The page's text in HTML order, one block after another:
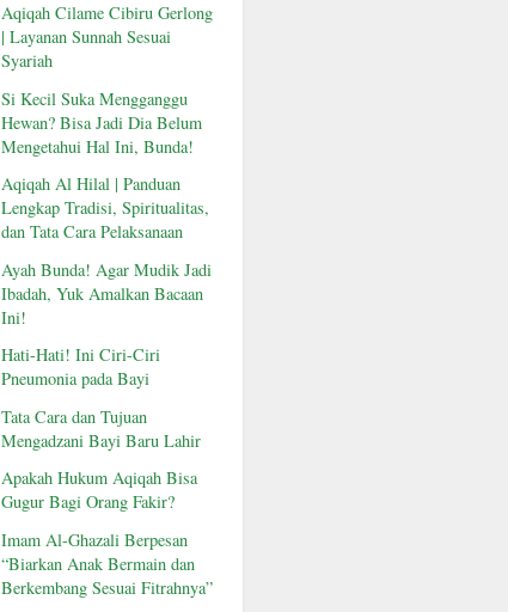
Aqiqah Cilame Cibiru Gerlong
| Layanan Sunnah Sesuai
Syariah
Si Kecil Suka Mengganggu
Hewan? Bisa Jadi Dia Belum
Mengetahui Hal Ini, Bunda!
Aqiqah Al Hilal | Panduan
Lengkap Tradisi, Spiritualitas,
dan Tata Cara Pelaksanaan
Ayah Bunda! Agar Mudik Jadi
Ibadah, Yuk Amalkan Bacaan
Ini!
Hati-Hati! Ini Ciri-Ciri
Pneumonia pada Bayi
Tata Cara dan Tujuan
Mengadzani Bayi Baru Lahir
Apakah Hukum Aqiqah Bisa
Gugur Bagi Orang Fakir?
Imam Al-Ghazali Berpesan
“Biarkan Anak Bermain dan
Berkembang Sesuai Fitrahnya”